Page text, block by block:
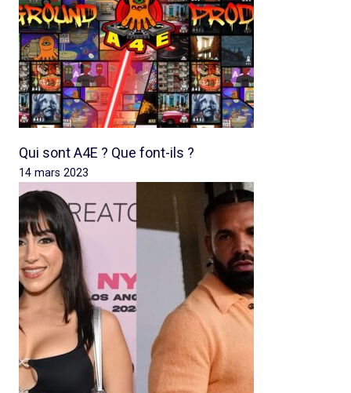
Qui sont A4E ? Que font-ils ?
14 mars 2023